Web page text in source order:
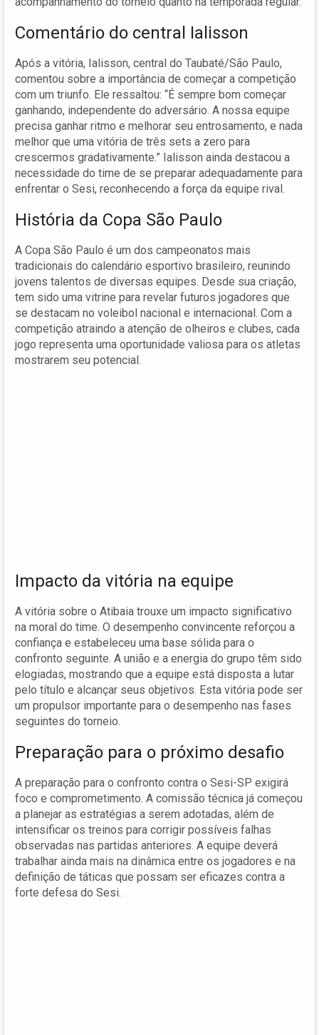
Comentário do central Ialisson
Após a vitória, Ialisson, central do Taubaté/São Paulo,
comentou sobre a importância de começar a competição
com um triunfo. Ele ressaltou: “É sempre bom começar
ganhando, independente do adversário. A nossa equipe
precisa ganhar ritmo e melhorar seu entrosamento, e nada
melhor que uma vitória de três sets a zero para
crescermos gradativamente.” Ialisson ainda destacou a
necessidade do time de se preparar adequadamente para
enfrentar o Sesi, reconhecendo a força da equipe rival.
História da Copa São Paulo
A Copa São Paulo é um dos campeonatos mais
tradicionais do calendário esportivo brasileiro, reunindo
jovens talentos de diversas equipes. Desde sua criação,
tem sido uma vitrine para revelar futuros jogadores que
se destacam no voleibol nacional e internacional. Com a
competição atraindo a atenção de olheiros e clubes, cada
jogo representa uma oportunidade valiosa para os atletas
mostrarem seu potencial.
Impacto da vitória na equipe
A vitória sobre o Atibaia trouxe um impacto significativo
na moral do time. O desempenho convincente reforçou a
confiança e estabeleceu uma base sólida para o
confronto seguinte. A união e a energia do grupo têm sido
elogiadas, mostrando que a equipe está disposta a lutar
pelo título e alcançar seus objetivos. Esta vitória pode ser
um propulsor importante para o desempenho nas fases
seguintes do torneio.
Preparação para o próximo desafio
A preparação para o confronto contra o Sesi-SP exigirá
foco e comprometimento. A comissão técnica já começou
a planejar as estratégias a serem adotadas, além de
intensificar os treinos para corrigir possíveis falhas
observadas nas partidas anteriores. A equipe deverá
trabalhar ainda mais na dinâmica entre os jogadores e na
definição de táticas que possam ser eficazes contra a
forte defesa do Sesi.